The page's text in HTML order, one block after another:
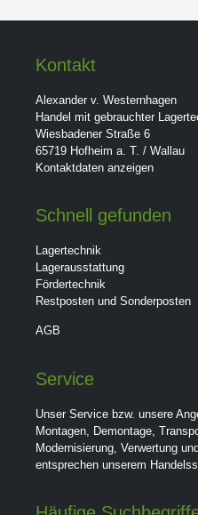
Kontakt
Alexander v. Westernhagen
Handel mit gebrauchter
Wiesbadener Straße 6
65719 Hofheim a. T. / Wallau
Kontaktdaten anzeigen
Schnell gefunden
Lagertechnik
Lagerausstattung
Fördertechnik
Restposten und Sonderposten
AGB
Service
Unser Service bzw. unsere
Montagen, Demontage,
Modernisierung, Verwertung
entsprechen unserem